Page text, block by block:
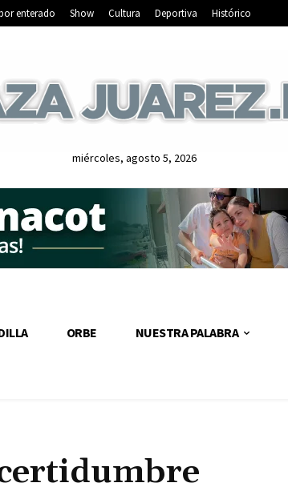
enterado Show Cultura Deportiva Histórico
miércoles, agosto 5, 2026
ORBE NUESTRA PALABRA